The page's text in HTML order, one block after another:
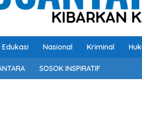
Edukasi Nasional Kriminal
SOSOK INSPIRATIF